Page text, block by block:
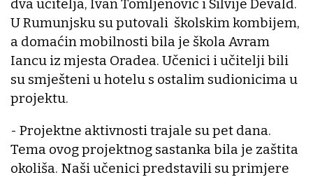
dva učitelja, Ivan Tomljenović i Silvije Devald.
U Rumunjsku su putovali školskim kombijem,
a domaćin mobilnosti bila je škola Avram
Iancu iz mjesta Oradea. Učenici i učitelji bili
su smješteni u hotelu s ostalim sudionicima u
projektu.
- Projektne aktivnosti trajale su pet dana.
Tema ovog projektnog sastanka bila je zaštita
okoliša. Naši učenici predstavili su primjere